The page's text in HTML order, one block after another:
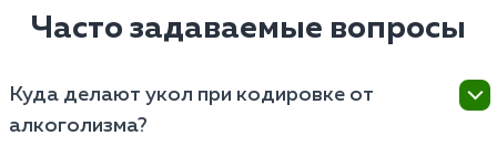
Часто задаваемые вопросы
Куда делают укол при кодировке от
алкоголизма?